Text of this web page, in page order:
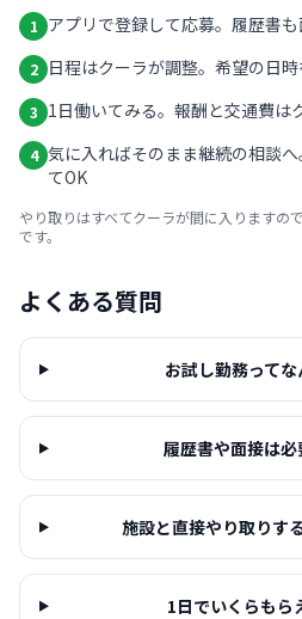
1 アプリで登録して応募。履歴書
2 日程はクーラが調整。希望の日
3 1日働いてみる。報酬と交通費は
4 気に入ればそのまま継続の相談
てOK
やり取りはすべてクーラが間に入りますの
です。
よくある質問
お試し勤務ってな
履歴書や面接は必
施設と直接やり取りす
1日でいくらもら